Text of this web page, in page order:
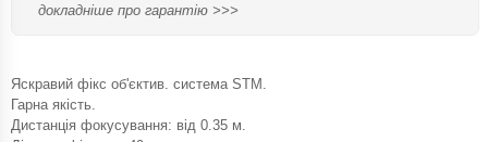
докладніше про гарантію >>>
Яскравий фікс об'єктив. система STM.
Гарна якість.
Дистанція фокусування: від 0.35 м.